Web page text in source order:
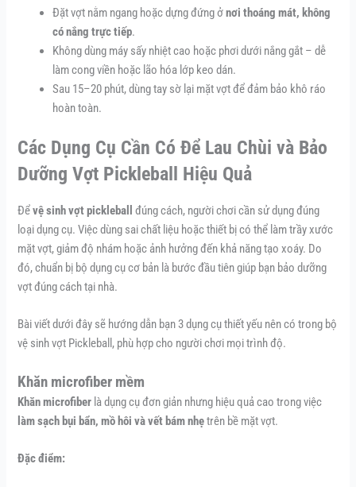
Đặt vợt nằm ngang hoặc dựng đứng ởnơi thoáng mát, không
có nắng trực tiếp.
Không dùng máy sấy nhiệt cao hoặc phơi dưới nắng gắt – dễ
làm cong viền hoặc lão hóa lớp keo dán.
Sau 15–20 phút, dùng tay sờ lại mặt vợt để đảm bảo khô ráo
hoàn toàn.
Các Dụng Cụ Cần Có Để Lau Chùi và Bảo
Dưỡng Vợt Pickleball Hiệu Quả
Đểvệ sinh vợt pickleball
đúng cách, người chơi cần sử dụng đúng
loại dụng cụ. Việc dùng sai chất liệu hoặc thiết bị có thể làm trầy xước
mặt vợt, giảm độ nhám hoặc ảnh hưởng đến khả năng tạo xoáy. Do
đó, chuẩn bị bộ dụng cụ cơ bản là bước đầu tiên giúp bạn bảo dưỡng
vợt đúng cách tại nhà.
Bài viết dưới đây sẽ hướng dẫn bạn 3 dụng cụ thiết yếu nên có trong bộ
vệ sinh vợt Pickleball, phù hợp cho người chơi mọi trình độ.
Khăn microfiber mềm
Khăn microfiber là dụng cụ đơn giản nhưng hiệu quả cao trong việc
làm sạch bụi bẩn, mồ hôi và vết bám nhẹtrên bề mặt vợt.
Đặc điểm: